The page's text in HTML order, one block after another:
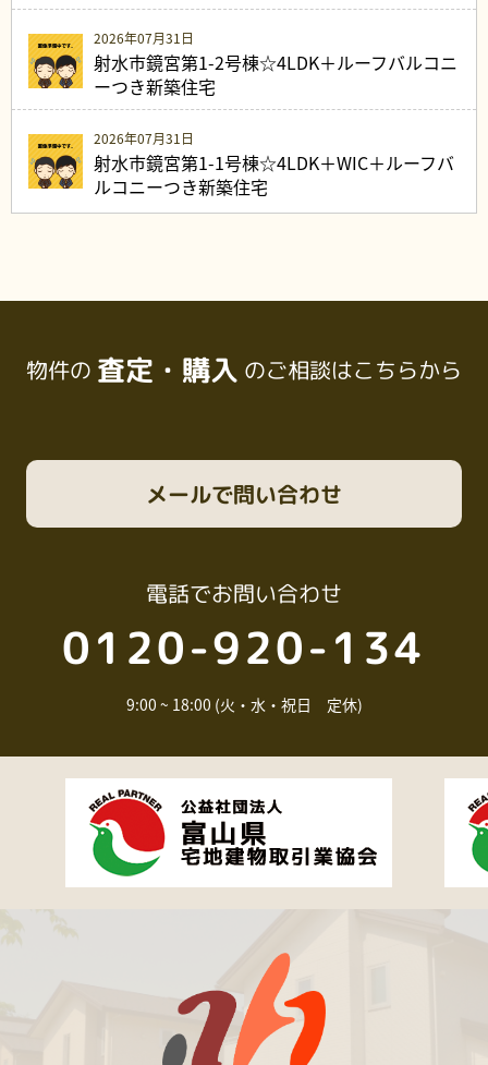
2026年07月31日
射水市鏡宮第1-2号棟☆4LDK＋ルーフバルコニ
ーつき新築住宅
2026年07月31日
射水市鏡宮第1-1号棟☆4LDK＋WIC＋ルーフバ
ルコニーつき新築住宅
物件の 査定・購入 のご相談はこちらから
電話でお問い合わせ
0120-920-134
9:00 ~ 18:00 (火・水・祝日 定休)
メールで問い合わせ